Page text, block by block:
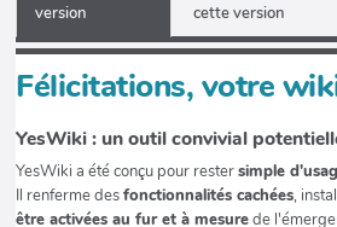
version
cette version